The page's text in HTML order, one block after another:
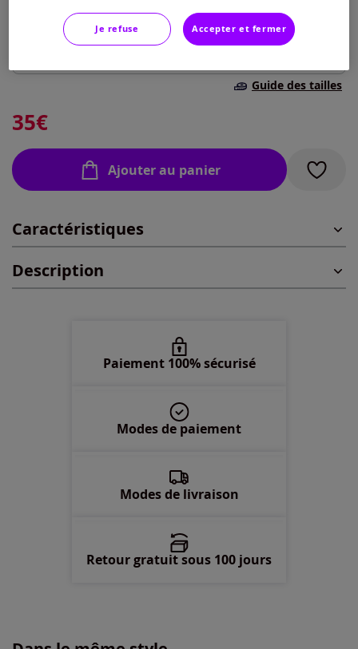
épuisé
44 -En stock
46 -épuisé
Guide des tailles
35€
Ajouter au panier
Caractéristiques
Description
Paiement 100% sécurisé
Modes de paiement
Modes de livraison
Retour gratuit sous 100 jours
Je refuse Accepter et fermer